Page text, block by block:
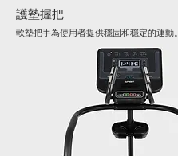
護墊握把
軟墊把手為使用者提供穩固和穩定的運動。